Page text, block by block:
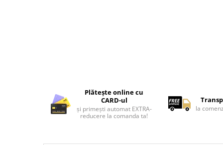
Cadouri GRAVIDE
Cadouri pentru sportivi
Plătește online cu
CARD-ul
și primești automat EXTRA-
reducere la comanda ta!
la